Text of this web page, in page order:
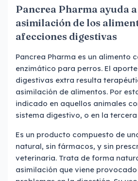
Pancrea Pharma ayuda
asimilación de los
afecciones digestivas
Pancrea Pharma es un alimento
enzimático para perros. El
digestivas extra resulta
asimilación de alimentos. Por
indicado en aquellos animales
sistema digestivo, o en la
Es un producto compuesto de
natural, sin fármacos, y sin
veterinaria. Trata de forma
asimilación que viene